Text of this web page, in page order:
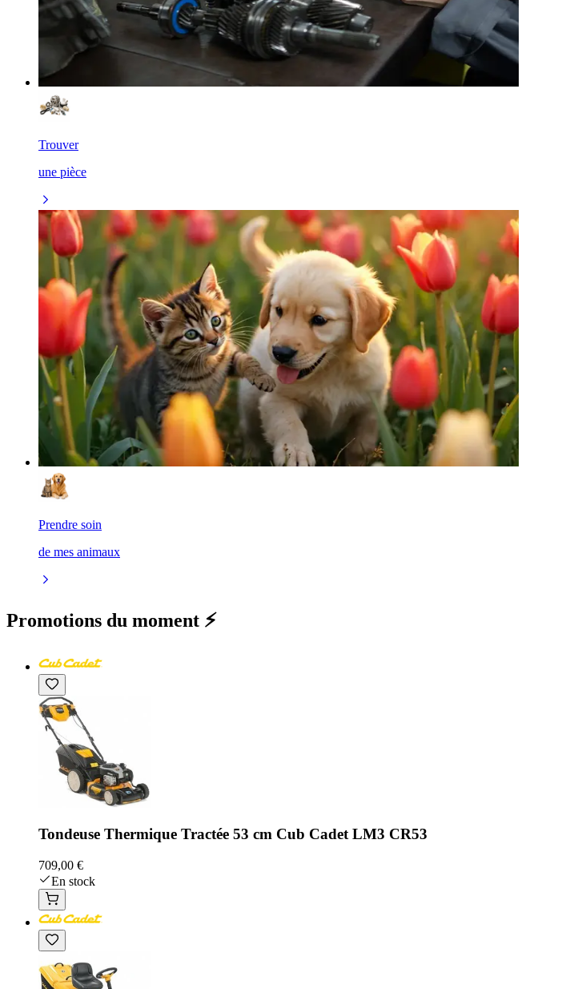
Trouver
une pièce
Prendre soin
de mes animaux
Promotions du moment ⚡️
Tondeuse Thermique Tractée 53 cm Cub Cadet LM3 CR53
709,00 €
En stock